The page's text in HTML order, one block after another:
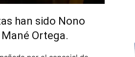
han sido Nono
Ortega.